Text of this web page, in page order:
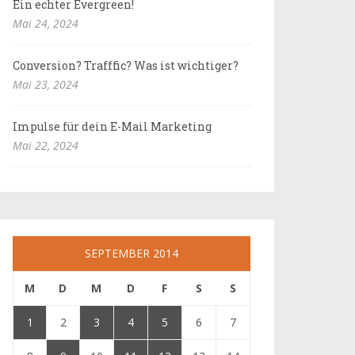
Ein echter Evergreen!
Mai 24, 2024
Conversion? Trafffic? Was ist wichtiger?
Mai 23, 2024
Impulse für dein E-Mail Marketing
Mai 22, 2024
SEPTEMBER 2014
M D M D F S S
1 2 3 4 5 6 7